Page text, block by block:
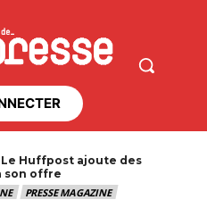
Le Huffpost ajoute des
son offre
PRESSE MAGAZINE